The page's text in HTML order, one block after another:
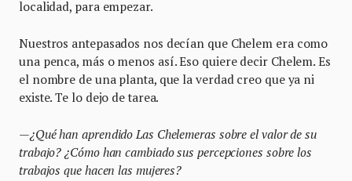
localidad, para empezar.
Nuestros antepasados nos decían que Chelem era como
una penca, más o menos así. Eso quiere decir Chelem. Es
el nombre de una planta, que la verdad creo que ya ni
existe. Te lo dejo de tarea.
—¿Qué han aprendido Las Chelemeras sobre el valor de su
trabajo? ¿Cómo han cambiado sus percepciones sobre los
trabajos que hacen las mujeres?